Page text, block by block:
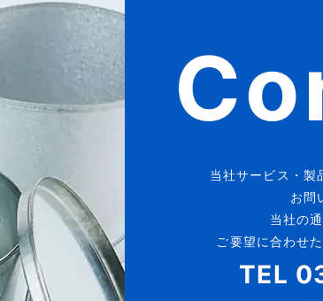
当社サービス・製
お問
当社の
ご要望に合わせ
TEL